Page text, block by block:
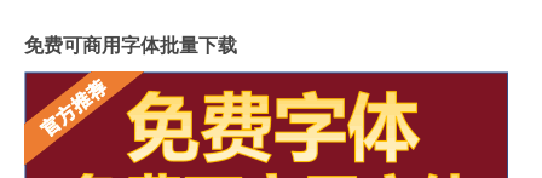
免费可商用字体批量下载